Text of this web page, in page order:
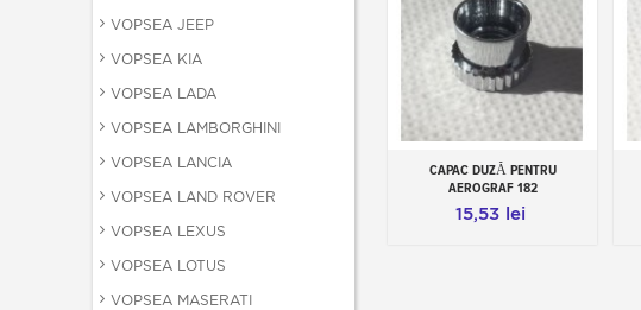
VOPSEA JEEP
VOPSEA KIA
VOPSEA LADA
VOPSEA LAMBORGHINI
VOPSEA LANCIA
VOPSEA LAND ROVER
VOPSEA LEXUS
VOPSEA LOTUS
VOPSEA MASERATI
Add to cart
CAPAC DUZĂ PENTRU
AEROGRAF 182
15,53 lei